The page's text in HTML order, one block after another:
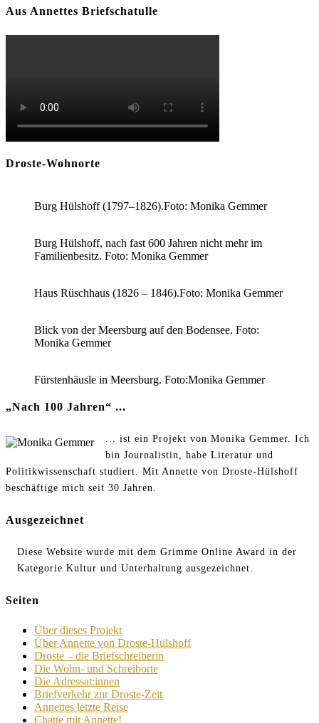
Aus Annettes Briefschatulle
Droste-Wohnorte
Burg Hülshoff (1797–1826).Foto: Monika Gemmer
Burg Hülshoff, nach fast 600 Jahren nicht mehr im
Familienbesitz. Foto: Monika Gemmer
Haus Rüschhaus (1826 – 1846).Foto: Monika Gemmer
Blick von der Meersburg auf den Bodensee. Foto:
Monika Gemmer
Fürstenhäusle in Meersburg. Foto:Monika Gemmer
„Nach 100 Jahren“ ...
... ist ein Projekt von Monika Gemmer. Ich
bin Journalistin, habe Literatur und
Politikwissenschaft studiert. Mit Annette von Droste-Hülshoff
beschäftige mich seit 30 Jahren.
Ausgezeichnet
Diese Website wurde mit dem Grimme Online Award in der
Kategorie Kultur und Unterhaltung ausgezeichnet.
Seiten
Über dieses Projekt
Über Annette von Droste-Hülshoff
Droste – die Briefschreiberin
Die Wohn- und Schreiborte
Die Adressat:innen
Briefverkehr zur Droste-Zeit
Annettes letzte Reise
Chatte mit Annette!